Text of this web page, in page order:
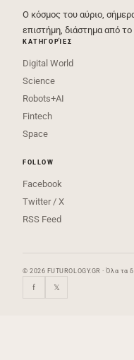
Ο κόσμος του αύριο,
επιστήμη, διάστημα από
ΚΑΤΗΓΟΡΊΕΣ
Digital World
Science
Robots+AI
Fintech
Space
FOLLOW
Facebook
Twitter / X
RSS Feed
© 2026 FUTUROLOGY.GR · Όλα τα
f 𝕏